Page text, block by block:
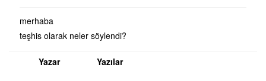
merhaba
teşhis olarak neler söylendi?
Yazar Yazılar